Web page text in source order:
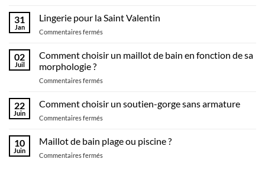
nouveau
concept
la
et
bain
31
Jan
Lingerie pour la Saint Valentin
Commentaires ferméssur
pour
la
Valentin
02
Juil
Comment choisir un maillot de bain en fonction de sa
morphologie ?
Commentaires ferméssur
choisir
un
maillot
bain
22
Juin
Comment choisir un soutien-gorge sans armature
Commentaires ferméssur
choisir
un
soutien-
10
Juin
Maillot de bain plage ou piscine ?
Commentaires ferméssur